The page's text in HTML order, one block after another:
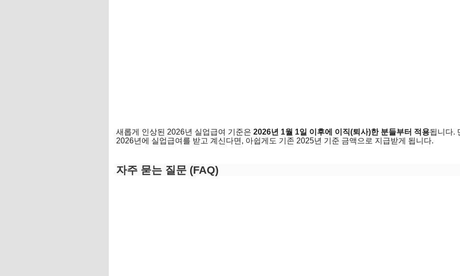
새롭게 인상된 2026년 실업급여 기준은 2026년 1월 1일 이후에 이직(퇴사)한 분들부터 적용됩니다.
2026년에 실업급여를 받고 계신다면, 아쉽게도 기존 2025년 기준 금액으로 지급받게 됩니다.
자주 묻는 질문 (FAQ)